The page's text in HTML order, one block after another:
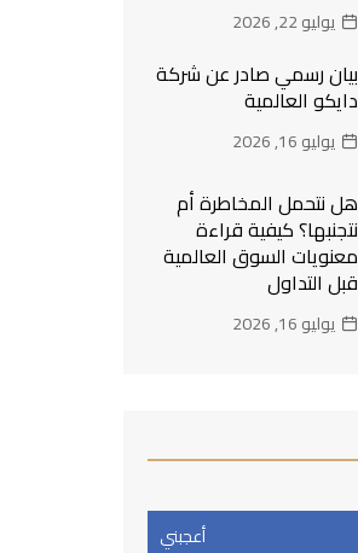
يوليو 22, 2026
بيان رسمي صادر عن شركة
دايكو العالمية
يوليو 16, 2026
هل نتحمل المخاطرة أم
نتجنبها؟ كيفية قراءة
معنويات السوق العالمية
قبل التداول
يوليو 16, 2026
أعجبني